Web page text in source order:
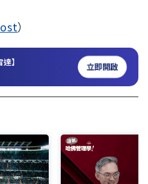
）
】 立即開啟